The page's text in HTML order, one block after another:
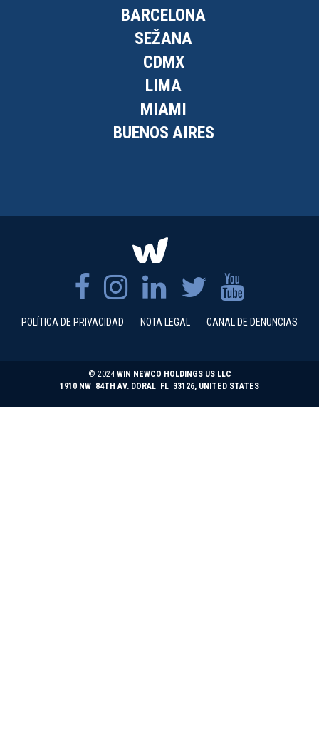
BARCELONA
SEŽANA
CDMX
LIMA
MIAMI
BUENOS AIRES
POLÍTICA DE PRIVACIDAD NOTA LEGAL CANAL DE DENUNCIAS
© 2024 WIN NEWCO HOLDINGS US LLC
1910 NW 84TH AV. DORAL FL 33126, UNITED STATES